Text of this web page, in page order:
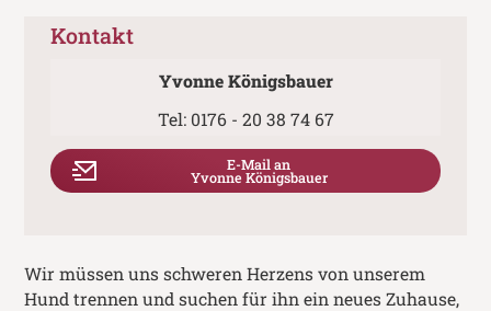
Wir müssen uns schweren Herzens von unserem
Hund trennen und suchen für ihn ein neues Zuhause,
Kontakt
Yvonne Königsbauer
Tel: 0176 - 20 38 74 67
E-Mail an
Yvonne Königsbauer